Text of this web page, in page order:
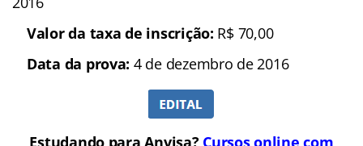
Valor da taxa de inscrição: R$ 70,00
Data da prova: 4 de dezembro de 2016
Estudando para Anvisa? Cursos online com